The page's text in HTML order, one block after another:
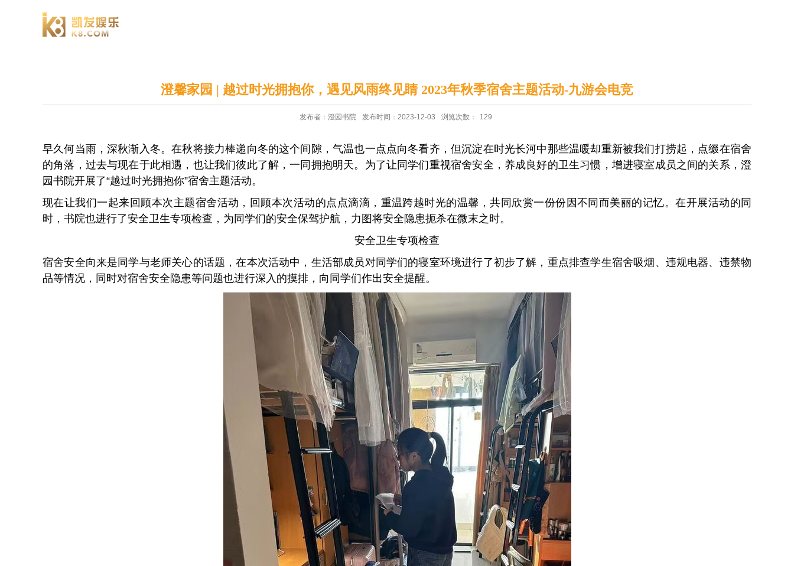
澄馨家园 | 越过时光拥抱你，遇见风雨终见睛 2023年秋季宿舍主题活动-九游会电竞
发布者：澄园书院 发布时间：2023-12-03 浏览次数： 129
早久何当雨，深秋渐入冬。在秋将接力棒递向冬的这个间隙，气温也一点点向冬看齐，但沉淀在时光长河中那些温暖却重新被我们打捞起，点缀在宿舍
的角落，过去与现在于此相遇，也让我们彼此了解，一同拥抱明天。为了让同学们重视宿舍安全，养成良好的卫生习惯，增进寝室成员之间的关系，澄
园书院开展了“越过时光拥抱你”宿舍主题活动。
现在让我们一起来回顾本次主题宿舍活动，回顾本次活动的点点滴滴，重温跨越时光的温馨，共同欣赏一份份因不同而美丽的记忆。在开展活动的同
时，书院也进行了安全卫生专项检查，为同学们的安全保驾护航，力图将安全隐患扼杀在微末之时。
安全卫生专项检查
宿舍安全向来是同学与老师关心的话题，在本次活动中，生活部成员对同学们的寝室环境进行了初步了解，重点排查学生宿舍吸烟、违规电器、违禁物
品等情况，同时对宿舍安全隐患等问题也进行深入的摸排，向同学们作出安全提醒。